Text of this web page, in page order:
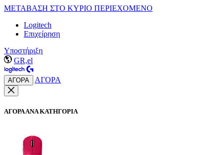
ΜΕΤΑΒΑΣΗ ΣΤΟ ΚΥΡΙΟ ΠΕΡΙΕΧΟΜΕΝΟ
Logitech
Επιχείρηση
Υποστήριξη
GR,el
ΑΓΟΡΑ ΑΓΟΡΑ
ΑΓΟΡΑ ΑΝΑ ΚΑΤΗΓΟΡΙΑ